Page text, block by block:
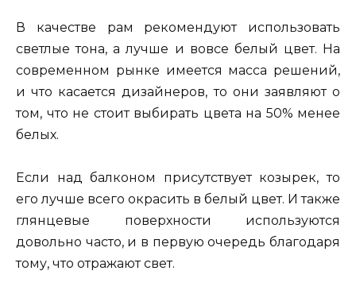
В качестве рам рекомендуют использовать
светлые тона, а лучше и вовсе белый цвет. На
современном рынке имеется масса решений,
и что касается дизайнеров, то они заявляют о
том, что не стоит выбирать цвета на 50% менее
белых.
Если над балконом присутствует козырек, то
его лучше всего окрасить в белый цвет. И также
глянцевые поверхности используются
довольно часто, и в первую очередь благодаря
тому, что отражают свет.